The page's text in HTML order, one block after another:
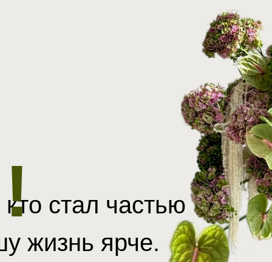
стал частью
жизнь ярче.